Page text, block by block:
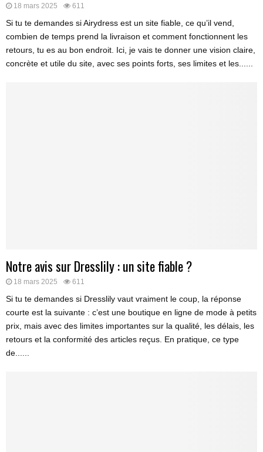
18 mars 2025 611
Si tu te demandes si Airydress est un site fiable, ce qu’il vend,
combien de temps prend la livraison et comment fonctionnent les
retours, tu es au bon endroit. Ici, je vais te donner une vision claire,
concrète et utile du site, avec ses points forts, ses limites et les......
Notre avis sur Dresslily : un site fiable ?
18 mars 2025 611
Si tu te demandes si Dresslily vaut vraiment le coup, la réponse
courte est la suivante : c’est une boutique en ligne de mode à petits
prix, mais avec des limites importantes sur la qualité, les délais, les
retours et la conformité des articles reçus. En pratique, ce type
de......